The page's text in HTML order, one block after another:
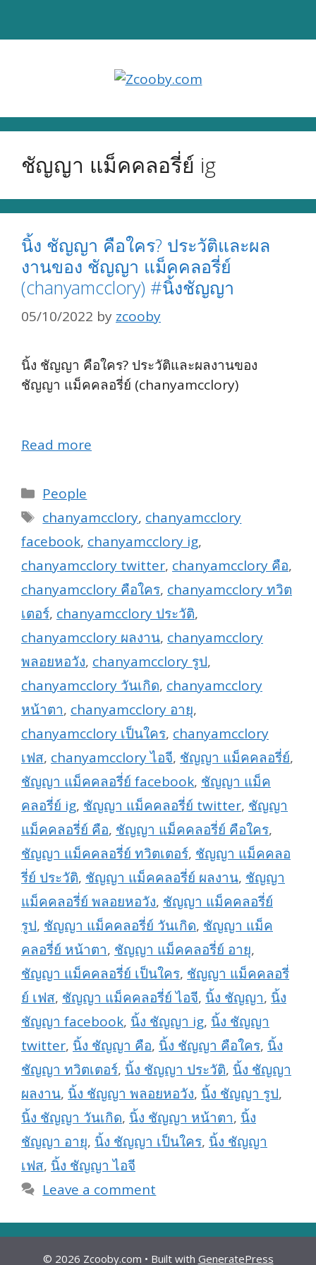
ชัญญา แม็คคลอรี่ย์ ig
นิ้ง ชัญญา คือใคร? ประวัติและผล
งานของ ชัญญา แม็คคลอรี่ย์
(chanyamcclory) #นิ้งชัญญา
05/10/2022 by zcooby
นิ้ง ชัญญา คือใคร? ประวัติและผลงานของ
ชัญญา แม็คคลอรี่ย์ (chanyamcclory)
Read more
Categories
People
Tags
chanyamcclory, chanyamcclory
facebook, chanyamcclory ig,
chanyamcclory twitter, chanyamcclory คือ,
chanyamcclory คือใคร, chanyamcclory ทวิต
เตอร์, chanyamcclory ประวัติ,
chanyamcclory ผลงาน, chanyamcclory
พลอยหอวัง, chanyamcclory รูป,
chanyamcclory วันเกิด, chanyamcclory
หน้าตา, chanyamcclory อายุ,
chanyamcclory เป็นใคร, chanyamcclory
เฟส, chanyamcclory ไอจี, ชัญญา แม็คคลอรี่ย์,
ชัญญา แม็คคลอรี่ย์ facebook, ชัญญา แม็ค
คลอรี่ย์ ig, ชัญญา แม็คคลอรี่ย์ twitter, ชัญญา
แม็คคลอรี่ย์ คือ, ชัญญา แม็คคลอรี่ย์ คือใคร,
ชัญญา แม็คคลอรี่ย์ ทวิตเตอร์, ชัญญา แม็คคลอ
รี่ย์ ประวัติ, ชัญญา แม็คคลอรี่ย์ ผลงาน, ชัญญา
แม็คคลอรี่ย์ พลอยหอวัง, ชัญญา แม็คคลอรี่ย์
รูป, ชัญญา แม็คคลอรี่ย์ วันเกิด, ชัญญา แม็ค
คลอรี่ย์ หน้าตา, ชัญญา แม็คคลอรี่ย์ อายุ,
ชัญญา แม็คคลอรี่ย์ เป็นใคร, ชัญญา แม็คคลอรี่
ย์ เฟส, ชัญญา แม็คคลอรี่ย์ ไอจี, นิ้ง ชัญญา, นิ้ง
ชัญญา facebook, นิ้ง ชัญญา ig, นิ้ง ชัญญา
twitter, นิ้ง ชัญญา คือ, นิ้ง ชัญญา คือใคร, นิ้ง
ชัญญา ทวิตเตอร์, นิ้ง ชัญญา ประวัติ, นิ้ง ชัญญา
ผลงาน, นิ้ง ชัญญา พลอยหอวัง, นิ้ง ชัญญา รูป,
นิ้ง ชัญญา วันเกิด, นิ้ง ชัญญา หน้าตา, นิ้ง
ชัญญา อายุ, นิ้ง ชัญญา เป็นใคร, นิ้ง ชัญญา
เฟส, นิ้ง ชัญญา ไอจี
Leave a comment
© 2026 Zcooby.com • Built with GeneratePress